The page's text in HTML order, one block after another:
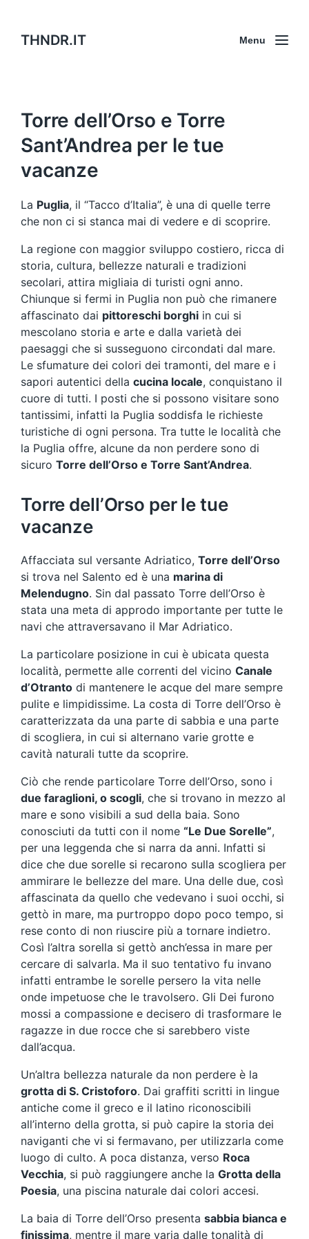
THNDR.IT Menu
Torre dell’Orso e Torre
Sant’Andrea per le tue
vacanze
La Puglia, il “Tacco d’Italia”, è una di quelle terre
che non ci si stanca mai di vedere e di scoprire.
La regione con maggior sviluppo costiero, ricca di
storia, cultura, bellezze naturali e tradizioni
secolari, attira migliaia di turisti ogni anno.
Chiunque si fermi in Puglia non può che rimanere
affascinato dai pittoreschi borghi in cui si
mescolano storia e arte e dalla varietà dei
paesaggi che si susseguono circondati dal mare.
Le sfumature dei colori dei tramonti, del mare e i
sapori autentici della cucina locale, conquistano il
cuore di tutti. I posti che si possono visitare sono
tantissimi, infatti la Puglia soddisfa le richieste
turistiche di ogni persona. Tra tutte le località che
la Puglia offre, alcune da non perdere sono di
sicuro Torre dell’Orso e Torre Sant’Andrea.
Torre dell’Orso per le tue
vacanze
Affacciata sul versante Adriatico, Torre dell’Orso
si trova nel Salento ed è una marina di
Melendugno. Sin dal passato Torre dell’Orso è
stata una meta di approdo importante per tutte le
navi che attraversavano il Mar Adriatico.
La particolare posizione in cui è ubicata questa
località, permette alle correnti del vicino Canale
d’Otranto di mantenere le acque del mare sempre
pulite e limpidissime. La costa di Torre dell’Orso è
caratterizzata da una parte di sabbia e una parte
di scogliera, in cui si alternano varie grotte e
cavità naturali tutte da scoprire.
Ciò che rende particolare Torre dell’Orso, sono i
due faraglioni, o scogli, che si trovano in mezzo al
mare e sono visibili a sud della baia. Sono
conosciuti da tutti con il nome “Le Due Sorelle”,
per una leggenda che si narra da anni. Infatti si
dice che due sorelle si recarono sulla scogliera per
ammirare le bellezze del mare. Una delle due, così
affascinata da quello che vedevano i suoi occhi, si
gettò in mare, ma purtroppo dopo poco tempo, si
rese conto di non riuscire più a tornare indietro.
Così l’altra sorella si gettò anch’essa in mare per
cercare di salvarla. Ma il suo tentativo fu invano
infatti entrambe le sorelle persero la vita nelle
onde impetuose che le travolsero. Gli Dei furono
mossi a compassione e decisero di trasformare le
ragazze in due rocce che si sarebbero viste
dall’acqua.
Un’altra bellezza naturale da non perdere è la
grotta di S. Cristoforo. Dai graffiti scritti in lingue
antiche come il greco e il latino riconoscibili
all’interno della grotta, si può capire la storia dei
naviganti che vi si fermavano, per utilizzarla come
luogo di culto. A poca distanza, verso Roca
Vecchia, si può raggiungere anche la Grotta della
Poesia, una piscina naturale dai colori accesi.
La baia di Torre dell’Orso presenta sabbia bianca e
finissima, mentre il mare varia dalle tonalità di